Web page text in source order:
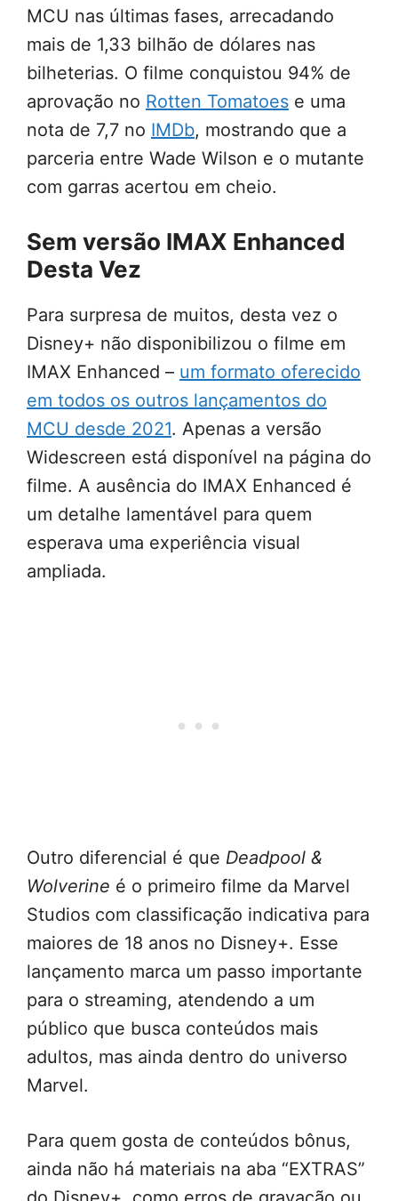
MCU nas últimas fases, arrecadando
mais de 1,33 bilhão de dólares nas
bilheterias. O filme conquistou 94% de
aprovação no Rotten Tomatoes e uma
nota de 7,7 no IMDb, mostrando que a
parceria entre Wade Wilson e o mutante
com garras acertou em cheio.
Sem versão IMAX Enhanced
Desta Vez
Para surpresa de muitos, desta vez o
Disney+ não disponibilizou o filme em
IMAX Enhanced – um formato oferecido
em todos os outros lançamentos do
MCU desde 2021. Apenas a versão
Widescreen está disponível na página do
filme. A ausência do IMAX Enhanced é
um detalhe lamentável para quem
esperava uma experiência visual
ampliada.
Outro diferencial é que Deadpool &
Wolverine é o primeiro filme da Marvel
Studios com classificação indicativa para
maiores de 18 anos no Disney+. Esse
lançamento marca um passo importante
para o streaming, atendendo a um
público que busca conteúdos mais
adultos, mas ainda dentro do universo
Marvel.
Para quem gosta de conteúdos bônus,
ainda não há materiais na aba “EXTRAS”